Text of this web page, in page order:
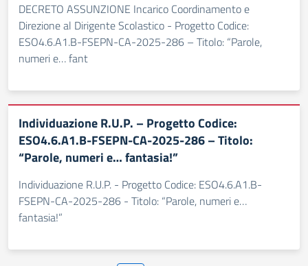
DECRETO ASSUNZIONE Incarico Coordinamento e
Direzione al Dirigente Scolastico - Progetto Codice:
ESO4.6.A1.B-FSEPN-CA-2025-286 – Titolo: “Parole,
numeri e… fant
Individuazione R.U.P. – Progetto Codice:
ESO4.6.A1.B-FSEPN-CA-2025-286 – Titolo:
“Parole, numeri e… fantasia!”
Individuazione R.U.P. - Progetto Codice: ESO4.6.A1.B-
FSEPN-CA-2025-286 - Titolo: “Parole, numeri e…
fantasia!”